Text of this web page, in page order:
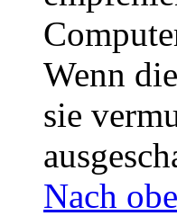
Wenn
sie
Nach